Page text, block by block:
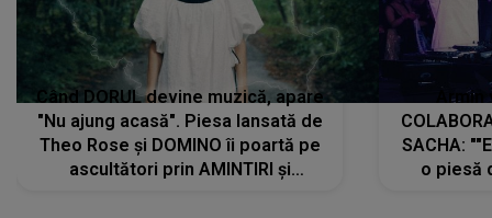
Când DORUL devine muzică, apare
"Nu ajung acasă". Piesa lansată de
Theo Rose și DOMINO îi poartă pe
ascultători prin AMINTIRI și
SACHA:
o piesă